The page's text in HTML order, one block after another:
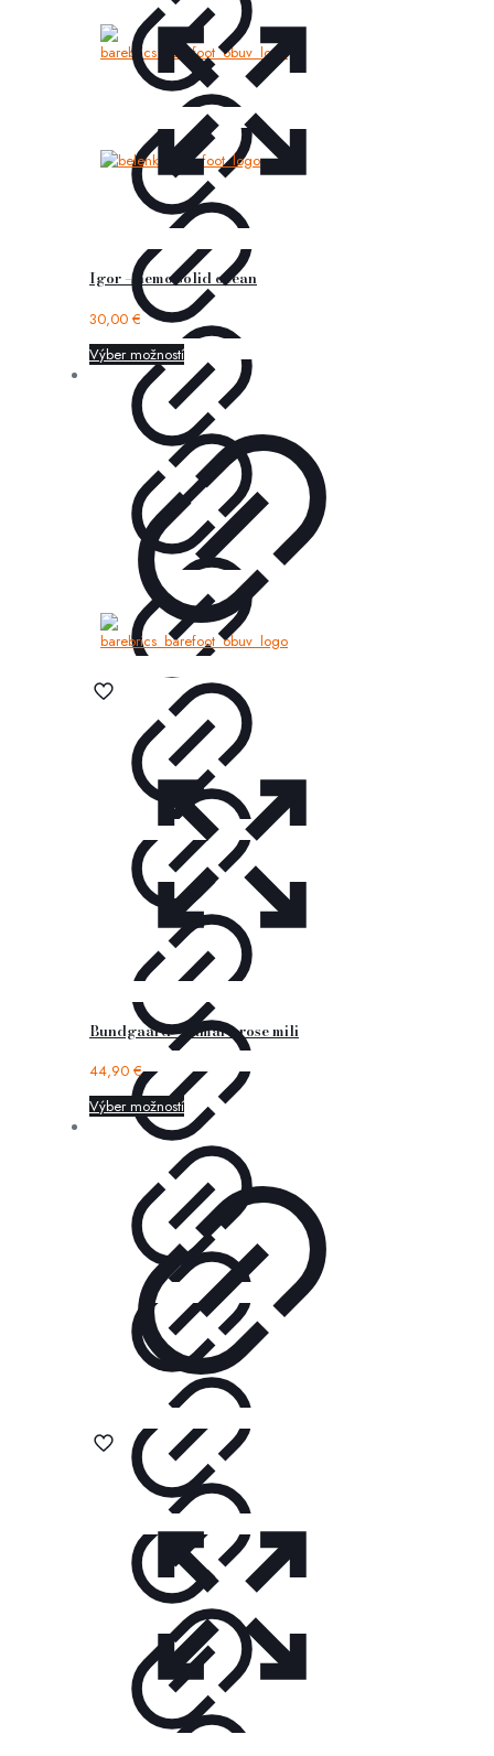
Igor – nemo solid ocean
30,00 €
Výber možností
Bundgaard – tamara rose mili
44,90 €
Výber možností